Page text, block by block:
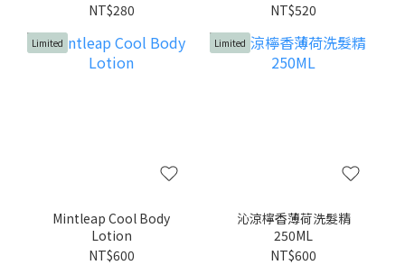
NT$280
NT$520
Limited
Mintleap Cool Body
Lotion
NT$600
Limited
沁涼檸香薄荷洗髮精
250ML
NT$600